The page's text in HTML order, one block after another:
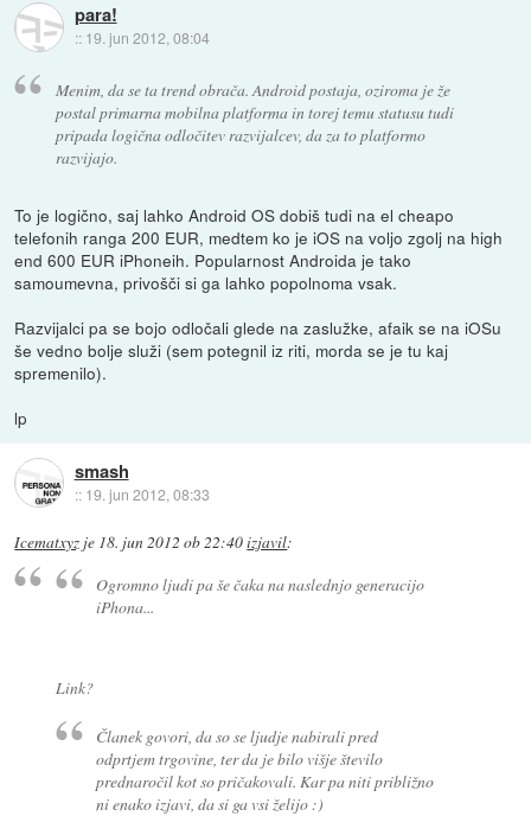
para!
:: 19. jun 2012, 08:04
Menim, da se ta trend obrača. Android postaja, oziroma je že
postal primarna mobilna platforma in torej temu statusu tudi
pripada logična odločitev razvijalcev, da za to platformo
razvijajo.
To je logično, saj lahko Android OS dobiš tudi na el cheapo
telefonih ranga 200 EUR, medtem ko je iOS na voljo zgolj na high
end 600 EUR iPhoneih. Popularnost Androida je tako
samoumevna, privošči si ga lahko popolnoma vsak.
Razvijalci pa se bojo odločali glede na zaslužke, afaik se na iOSu
še vedno bolje služi (sem potegnil iz riti, morda se je tu kaj
spremenilo).
lp
smash
:: 19. jun 2012, 08:33
Icematxyz je 18. jun 2012 ob 22:40izjavil:
Ogromno ljudi pa še čaka na naslednjo generacijo
iPhona...
Link?
Članek govori, da so se ljudje nabirali pred
odprtjem trgovine, ter da je bilo višje število
prednaročil kot so pričakovali. Kar pa niti približno
ni enako izjavi, da si ga vsi želijo :)